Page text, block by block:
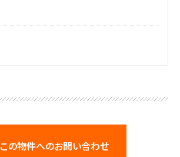
この物件へのお問い合わせ